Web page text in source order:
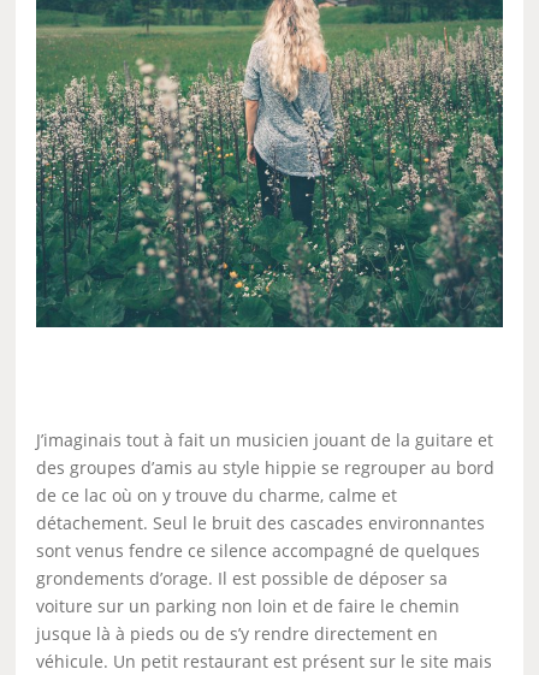
J’imaginais tout à fait un musicien jouant de la guitare et
des groupes d’amis au style hippie se regrouper au bord
de ce lac où on y trouve du charme, calme et
détachement. Seul le bruit des cascades environnantes
sont venus fendre ce silence accompagné de quelques
grondements d’orage. Il est possible de déposer sa
voiture sur un parking non loin et de faire le chemin
jusque là à pieds ou de s’y rendre directement en
véhicule. Un petit restaurant est présent sur le site mais